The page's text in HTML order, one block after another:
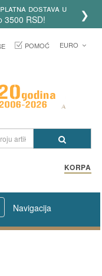
dostava u
RSD!
❯
POMOĆ EURO
KORPA
Navigacija